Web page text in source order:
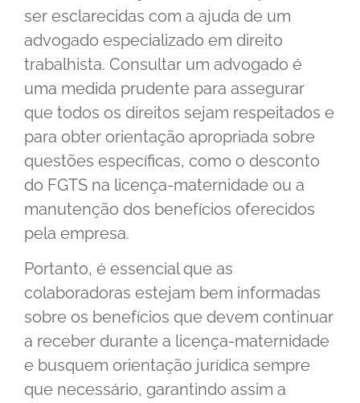
ser esclarecidas com a ajuda de um
advogado especializado em direito
trabalhista. Consultar um advogado é
uma medida prudente para assegurar
que todos os direitos sejam respeitados e
para obter orientação apropriada sobre
questões específicas, como o desconto
do FGTS na licença-maternidade ou a
manutenção dos benefícios oferecidos
pela empresa.
Portanto, é essencial que as
colaboradoras estejam bem informadas
sobre os benefícios que devem continuar
a receber durante a licença-maternidade
e busquem orientação jurídica sempre
que necessário, garantindo assim a